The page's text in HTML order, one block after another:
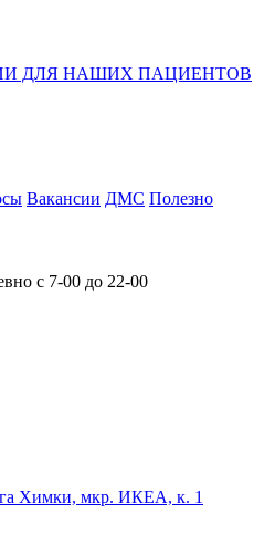
ДЛЯ НАШИХ ПАЦИЕНТОВ
Вакансии ДМС Полезно
с 7-00 до 22-00
Химки, мкр. ИКЕА, к. 1